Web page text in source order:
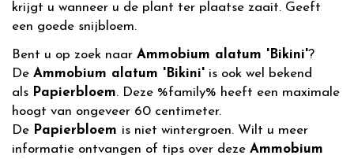
krijgt u wanneer u de plant ter plaatse zaait. Geeft
een goede snijbloem.
Bent u op zoek naar Ammobium alatum 'Bikini'?
De Ammobium alatum 'Bikini' is ook wel bekend
als Papierbloem. Deze %family% heeft een maximale
hoogt van ongeveer 60 centimeter.
De Papierbloem is niet wintergroen. Wilt u meer
informatie ontvangen of tips over deze Ammobium